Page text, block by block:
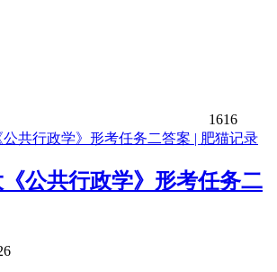
1616
《公共行政学》形考任务二